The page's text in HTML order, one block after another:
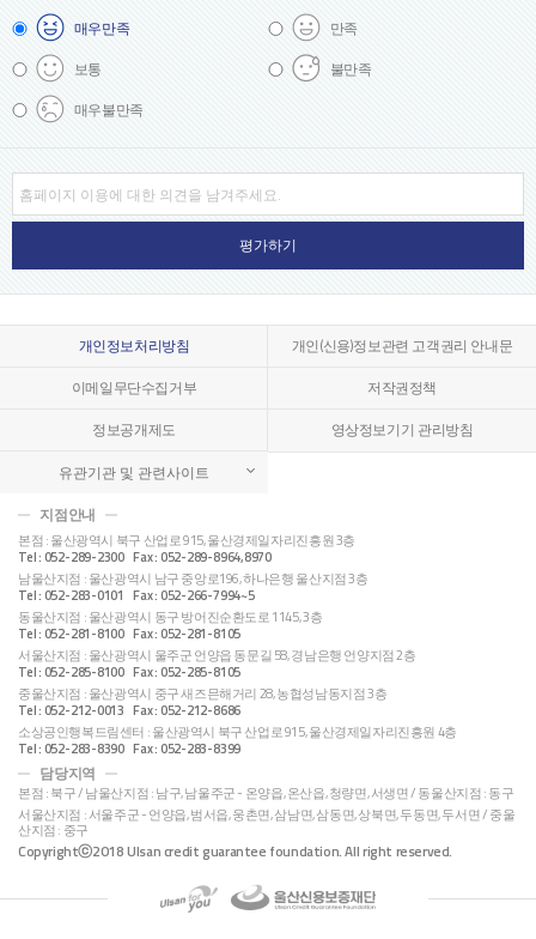
매우만족
만족
보통
불만족
매우불만족
개인정보처리방침
개인(신용)정보관련 고객권리 안내문
이메일무단수집거부
저작권정책
정보공개제도
영상정보기기 관리방침
유관기관 및 관련사이트
지점안내
본점 : 울산광역시 북구 산업로 915, 울산경제일자리진흥원 3층
Tel : 052-289-2300 Fax : 052-289-8964,8970
남울산지점 : 울산광역시 남구 중앙로196, 하나은행 울산지점 3층
Tel : 052-283-0101 Fax : 052-266-7994~5
동울산지점 : 울산광역시 동구 방어진순환도로 1145, 3층
Tel : 052-281-8100 Fax : 052-281-8105
서울산지점 : 울산광역시 울주군 언양읍 동문길 58, 경남은행 언양지점 2층
Tel : 052-285-8100 Fax : 052-285-8105
중울산지점 : 울산광역시 중구 새즈믄해거리 28, 농협성남동지점 3층
Tel : 052-212-0013 Fax : 052-212-8686
소상공인행복드림센터 : 울산광역시 북구 산업로 915, 울산경제일자리진흥원 4층
Tel : 052-283-8390 Fax : 052-283-8399
담당지역
본점 : 북구 / 남울산지점 : 남구, 남울주군 - 온양읍, 온산읍, 청량면, 서생면 / 동울산지점 : 동구
서울산지점 : 서울주군 - 언양읍, 범서읍, 웅촌면, 삼남면, 삼동면, 상북면, 두동면, 두서면 / 중울
산지점 : 중구
Copyrightⓒ2018 Ulsan credit guarantee foundation. All right reserved.